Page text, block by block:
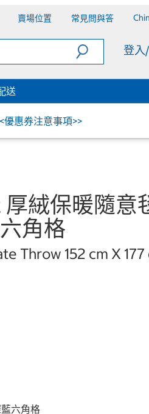
賣場位置 常見問與答
登入
送
優惠券注意事項>>
絨保暖隨意
角格
Throw 152 cm X
六角格